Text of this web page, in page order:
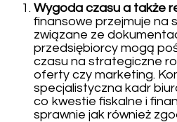
Wygoda czasu a także
finansowe przejmuje na
związane ze
przedsiębiorcy mogą
czasu na strategiczne
oferty czy marketing.
specjalistyczna kadr
co kwestie fiskalne i
sprawnie jak również